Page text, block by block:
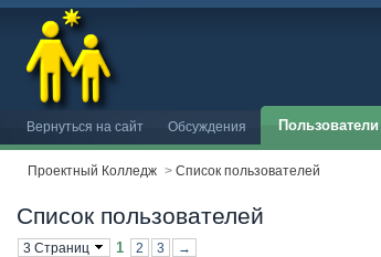
Вернуться на сайт Обсуждения Пользователи
Проектный Колледж > Список пользователей
Список пользователей
3 Страниц 1 2 3 →